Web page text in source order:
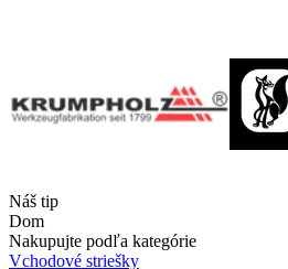
Náš tip
Dom
Nakupujte podľa kategórie
Vchodové striešky